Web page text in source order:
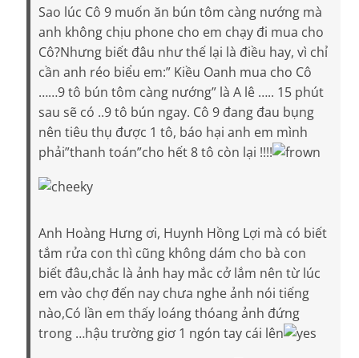
Sao lúc Cô 9 muốn ăn bún tôm càng nướng mà
anh không chịu phone cho em chạy đi mua cho
Cô?Nhưng biết đâu như thế lại là điều hay, vì chỉ
cần anh réo biểu em:” Kiều Oanh mua cho Cô
……9 tô bún tôm càng nướng” là A lê ….. 15 phút
sau sẽ có ..9 tô bún ngay. Cô 9 đang đau bụng
nên tiêu thụ được 1 tô, báo hại anh em mình
phải”thanh toán”cho hết 8 tô còn lại !!!!
Anh Hoàng Hưng ơi, Huynh Hồng Lợi mà có biết
tắm rửa con thì cũng không dám cho bà con
biết đâu,chắc là ảnh hay mắc cở lắm nên từ lúc
em vào chợ đến nay chưa nghe ảnh nói tiếng
nào,Có lần em thấy loáng thóang ảnh đứng
trong …hậu trường giơ 1 ngón tay cái lên